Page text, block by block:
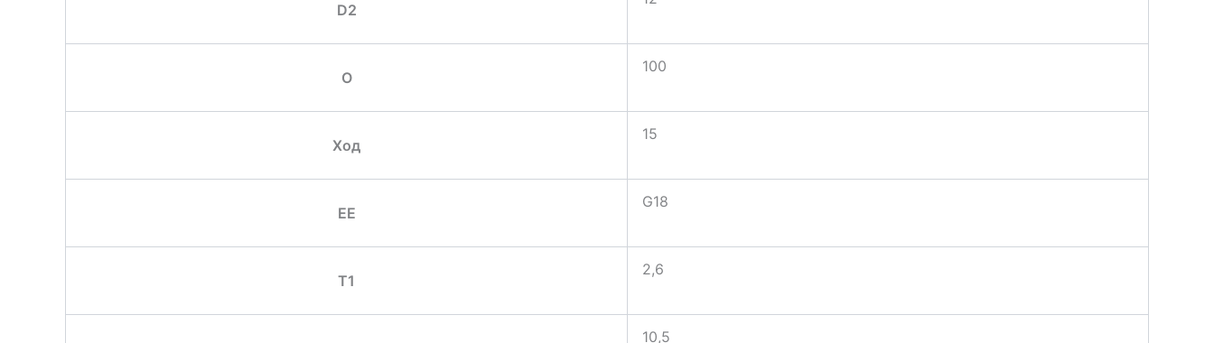
D2
O
100
Ход
15
EE
G18
T1
2,6
10,5